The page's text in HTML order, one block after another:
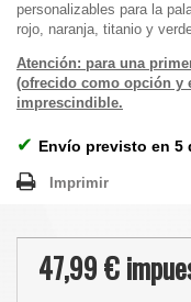
personalizables para la
rojo, naranja, titanio y
Atención: para una
(ofrecido como opción y
imprescindible.
✔ Envío previsto en 5
Imprimir
47,99 €